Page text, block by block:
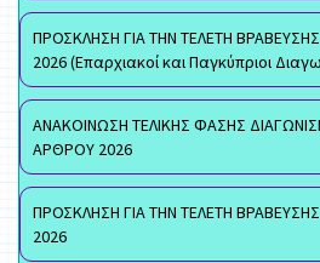
ΠΡΟΣΚΛΗΣΗ ΓΙΑ ΤΗΝ ΤΕΛΕΤΗ
2026 (Επαρχιακοί και Παγκύπριοι
ΑΝΑΚΟΙΝΩΣΗ ΤΕΛΙΚΗΣ ΦΑΣΗΣ
ΑΡΘΡΟΥ 2026
ΠΡΟΣΚΛΗΣΗ ΓΙΑ ΤΗΝ ΤΕΛΕΤΗ
2026